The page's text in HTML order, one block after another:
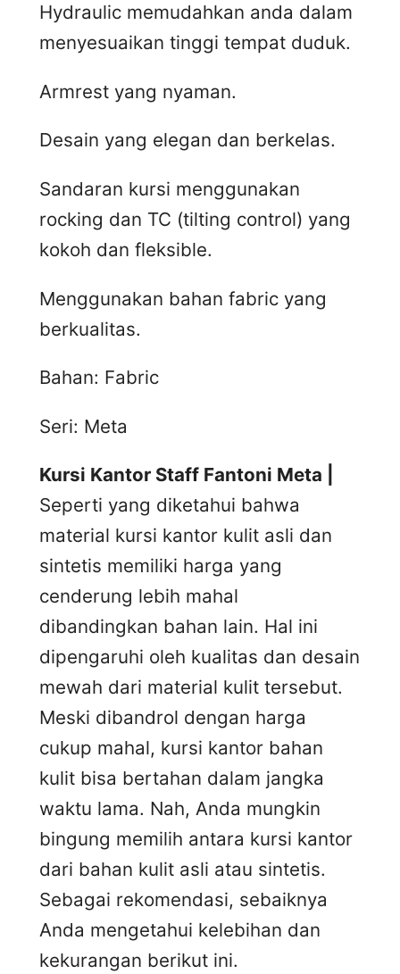
Hydraulic memudahkan anda dalam
menyesuaikan tinggi tempat duduk.
Armrest yang nyaman.
Desain yang elegan dan berkelas.
Sandaran kursi menggunakan
rocking dan TC (tilting control) yang
kokoh dan fleksible.
Menggunakan bahan fabric yang
berkualitas.
Bahan: Fabric
Seri: Meta
Kursi Kantor Staff Fantoni Meta |
Seperti yang diketahui bahwa
material kursi kantor kulit asli dan
sintetis memiliki harga yang
cenderung lebih mahal
dibandingkan bahan lain. Hal ini
dipengaruhi oleh kualitas dan desain
mewah dari material kulit tersebut.
Meski dibandrol dengan harga
cukup mahal, kursi kantor bahan
kulit bisa bertahan dalam jangka
waktu lama. Nah, Anda mungkin
bingung memilih antara kursi kantor
dari bahan kulit asli atau sintetis.
Sebagai rekomendasi, sebaiknya
Anda mengetahui kelebihan dan
kekurangan berikut ini.